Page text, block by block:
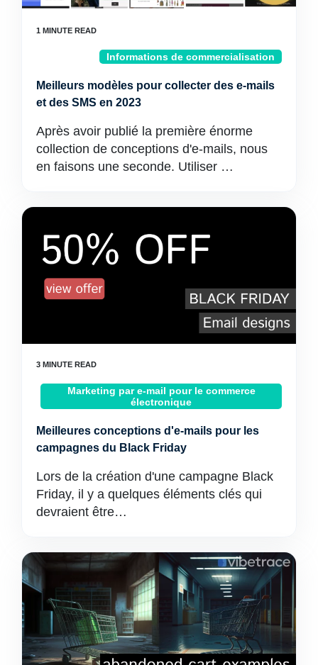
Informations de commercialisation
Meilleurs modèles pour collecter des e-mails
et des SMS en 2023
Après avoir publié la première énorme
collection de conceptions d'e-mails, nous
en faisons une seconde. Utiliser …
Marketing par e-mail pour le commerce
électronique
Meilleures conceptions d'e-mails pour les
campagnes du Black Friday
Lors de la création d'une campagne Black
Friday, il y a quelques éléments clés qui
devraient être…